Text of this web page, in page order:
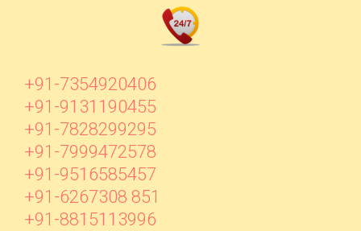
+91-7354920406
+91-9131190455
+91-7828299295
+91-7999472578
+91-9516585457
+91-6267308 851
+91-8815113996